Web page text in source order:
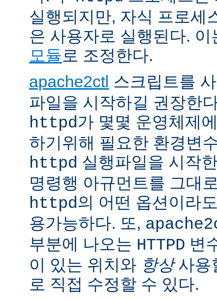
실행되지만, 자식 프로세
은 사용자로 실행된다.
모듈 로 조정한다.
apache2ctl 스크립트를
파일을 시작하길 권장한
httpd가 몇몇 운영체제
하기위해 필요한 환경변
httpd 실행파일을 시작
명령행 아규먼트를 그대
httpd의 어떤 옵션이라
용가능하다. 또,
부분에 나오는 HTTPD 변
이 있는 위치와 항상사용
로 직접 수정할 수 있다.